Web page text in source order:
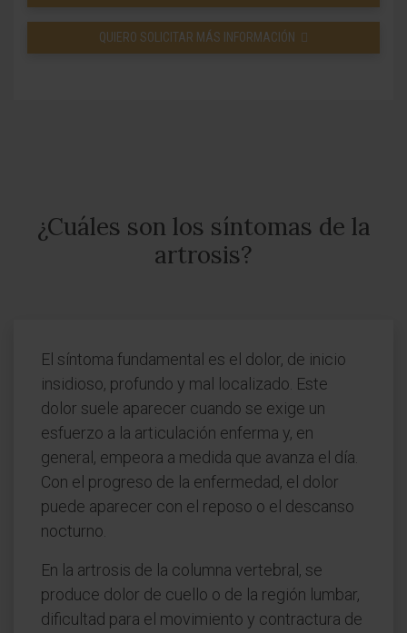
QUIERO SOLICITAR MÁS INFORMACIÓN
¿Cuáles son los síntomas de la
artrosis?
El síntoma fundamental es el dolor, de inicio
insidioso, profundo y mal localizado. Este
dolor suele aparecer cuando se exige un
esfuerzo a la articulación enferma y, en
general, empeora a medida que avanza el día.
Con el progreso de la enfermedad, el dolor
puede aparecer con el reposo o el descanso
nocturno.
En la artrosis de la columna vertebral, se
produce dolor de cuello o de la región lumbar,
dificultad para el movimiento y contractura de